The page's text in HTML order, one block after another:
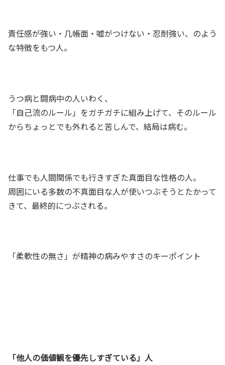
責任感が強い・几帳面・嘘がつけない・忍耐強い、のよう
な特徴をもつ人。
うつ病と闘病中の人いわく、
「自己流のルール」をガチガチに組み上げて、そのルール
からちょっとでも外れると苦しんで、結局は病む。
仕事でも人間関係でも行きすぎた真面目な性格の人。
周囲にいる多数の不真面目な人が使いつぶそうとたかって
きて、最終的につぶされる。
「柔軟性の無さ」が精神の病みやすさのキーポイント
「他人の価値観を優先しすぎている」人